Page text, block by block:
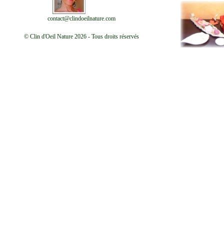
contact@clindoeilnature.com
© Clin d'Oeil Nature 2026 - Tous droits réservés